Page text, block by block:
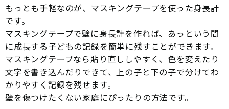
もっとも手軽なのが、マスキングテープを使った身長計
です。
マスキングテープで壁に身長計を作れば、あっという間
に成長する子どもの記録を簡単に残すことができます。
マスキングテープなら貼り直ししやすく、色を変えたり
文字を書き込んだりできて、上の子と下の子で分けてわ
かりやすく記録を残せます。
壁を傷つけたくない家庭にぴったりの方法です。